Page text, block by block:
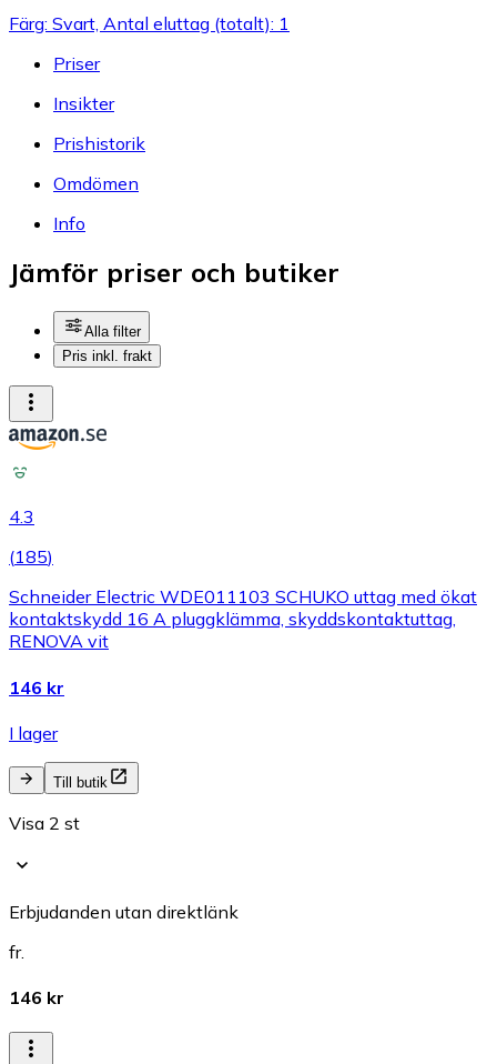
Färg: Svart, Antal eluttag (totalt): 1
Priser
Insikter
Prishistorik
Omdömen
Info
Jämför priser och butiker
Alla filter
Pris inkl. frakt
4.3
(185)
Schneider Electric WDE011103 SCHUKO uttag med ökat
kontaktskydd 16 A pluggklämma, skyddskontaktuttag,
RENOVA vit
146 kr
I lager
Till butik
Visa 2 st
Erbjudanden utan direktlänk
fr.
146 kr